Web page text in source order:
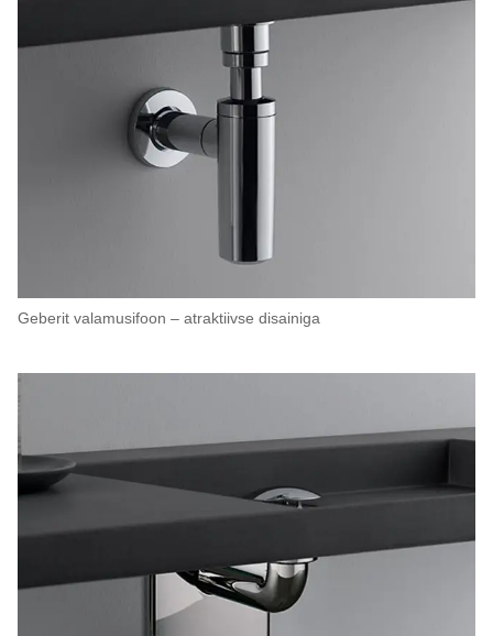
Geberit valamusifoon – atraktiivse disainiga